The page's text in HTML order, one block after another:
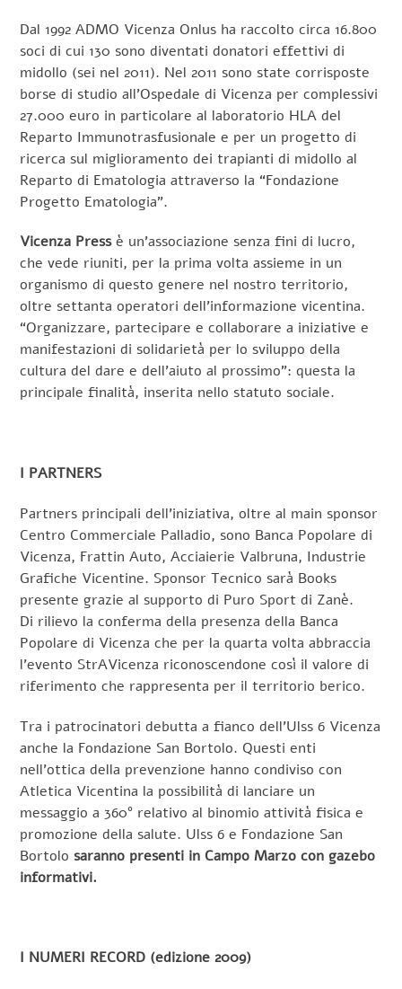
Dal 1992 ADMO Vicenza Onlus ha raccolto circa 16.800
soci di cui 130 sono diventati donatori effettivi di
midollo (sei nel 2011). Nel 2011 sono state corrisposte
borse di studio all’Ospedale di Vicenza per complessivi
27.000 euro in particolare al laboratorio HLA del
Reparto Immunotrasfusionale e per un progetto di
ricerca sul miglioramento dei trapianti di midollo al
Reparto di Ematologia attraverso la “Fondazione
Progetto Ematologia”.
Vicenza Pressè un’associazione senza fini di lucro,
che vede riuniti, per la prima volta assieme in un
organismo di questo genere nel nostro territorio,
oltre settanta operatori dell’informazione vicentina.
“Organizzare, partecipare e collaborare a iniziative e
manifestazioni di solidarietà per lo sviluppo della
cultura del dare e dell’aiuto al prossimo”: questa la
principale finalità, inserita nello statuto sociale.
I PARTNERS
Partners principali dell’iniziativa, oltre al main sponsor
Centro Commerciale Palladio, sono Banca Popolare di
Vicenza, Frattin Auto, Acciaierie Valbruna, Industrie
Grafiche Vicentine. Sponsor Tecnico sarà Books
presente grazie al supporto di Puro Sport di Zanè.
Di rilievo la conferma della presenza della Banca
Popolare di Vicenza che per la quarta volta abbraccia
l’evento StrAVicenza riconoscendone così il valore di
riferimento che rappresenta per il territorio berico.
Tra i patrocinatori debutta a fianco dell’Ulss 6 Vicenza
anche la Fondazione San Bortolo. Questi enti
nell’ottica della prevenzione hanno condiviso con
Atletica Vicentina la possibilità di lanciare un
messaggio a 360° relativo al binomio attività fisica e
promozione della salute. Ulss 6 e Fondazione San
Bortolo saranno presenti in Campo Marzo con gazebo
informativi.
I NUMERI RECORD (edizione 2009)